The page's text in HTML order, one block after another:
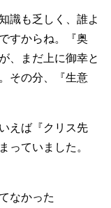
識も乏しく、誰よ
すからね。『奥
、まだ上に御幸と
その分、『生意
えば『クリス先
っていました。
なかった